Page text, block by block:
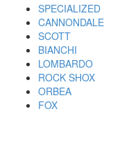
SPECIALIZED
CANNONDALE
SCOTT
BIANCHI
LOMBARDO
ROCK SHOX
ORBEA
FOX